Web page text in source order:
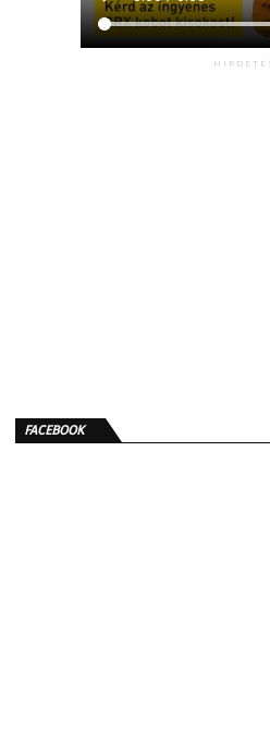
FACEBOOK